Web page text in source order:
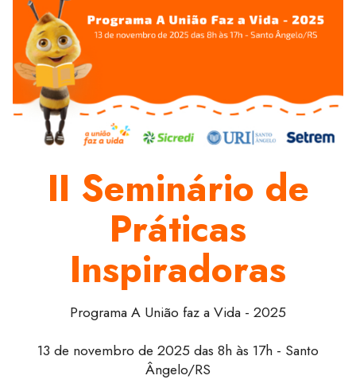
II Seminário de
Práticas
Inspiradoras
Programa A União faz a Vida - 2025
13 de novembro de 2025 das 8h às 17h - Santo
Ângelo/RS